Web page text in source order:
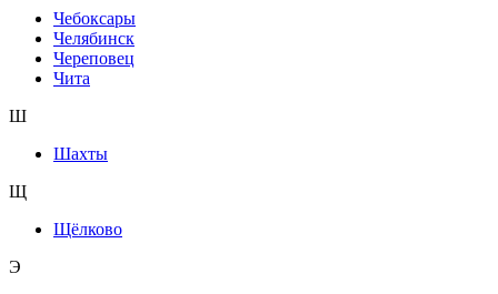
Чебоксары
Челябинск
Череповец
Чита
Ш
Шахты
Щ
Щёлково
Э